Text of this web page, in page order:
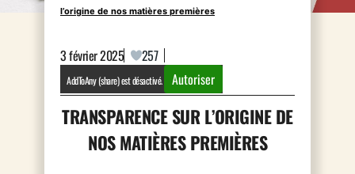
l’origine de nos matières premières
3 février 2025 257
AddToAny (share) est désactivé. Autoriser
TRANSPARENCE SUR L’ORIGINE DE
NOS MATIÈRES PREMIÈRES